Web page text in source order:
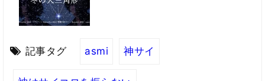
記事タグ asmi 神サイ